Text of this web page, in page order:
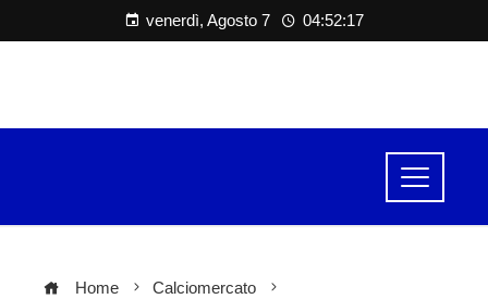
venerdì, Agosto 7 04:52:17
Home
Calciomercato